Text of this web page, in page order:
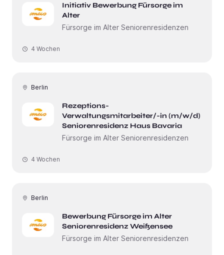
Initiativ Bewerbung Fürsorge im
Alter
Fürsorge im Alter Seniorenresidenzen
4 Wochen
Berlin
Rezeptions-
Verwaltungsmitarbeiter/-in (m/w/d)
Seniorenresidenz Haus Bavaria
Fürsorge im Alter Seniorenresidenzen
4 Wochen
Berlin
Bewerbung Fürsorge im Alter
Seniorenresidenz Weißensee
Fürsorge im Alter Seniorenresidenzen